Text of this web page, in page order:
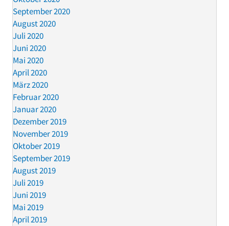
September 2020
August 2020
Juli 2020
Juni 2020
Mai 2020
April 2020
März 2020
Februar 2020
Januar 2020
Dezember 2019
November 2019
Oktober 2019
September 2019
August 2019
Juli 2019
Juni 2019
Mai 2019
April 2019